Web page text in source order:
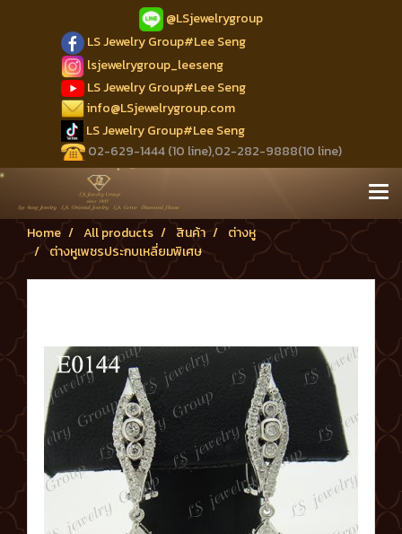
@LSjewelrygroup
LS Jewelry Group#Lee Seng
lsjewelrygroup_leeseng
LS Jewelry Group#Lee Seng
info@LSjewelrygroup.com
LS Jewelry Group#Lee Seng
02-629-1444 (10 line),02-282-9888(10 line)
Home All products สินค้า
ต่างหู
ต่างหูเพชรประกบเหลี่ยมพิเศษ